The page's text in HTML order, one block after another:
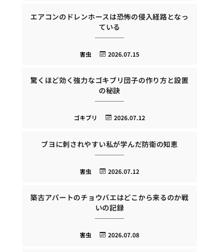
エアコンのドレンホースは恐怖の侵入経路となっ
ている
2026.07.15
害虫
驚くほど効く強力なゴキブリ団子の作り方と設置
の秘訣
2026.07.12
ゴキブリ
ブヨに刺されやすい私が学んだ防衛の知恵
2026.07.12
害虫
築古アパートのチョウバエはどこから来るのか戦
いの記録
2026.07.08
害虫